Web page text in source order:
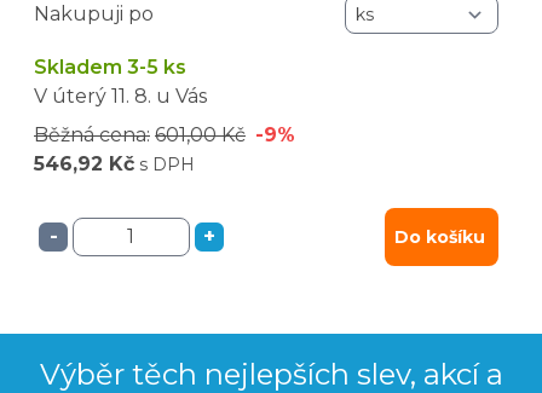
Nakupuji po
Skladem 3-5 ks
V úterý 11. 8. u Vás
Běžná cena: 601,00 Kč -9%
546,92 Kč s DPH
- + Do košíku
Výběr těch nejlepších slev, akcí a